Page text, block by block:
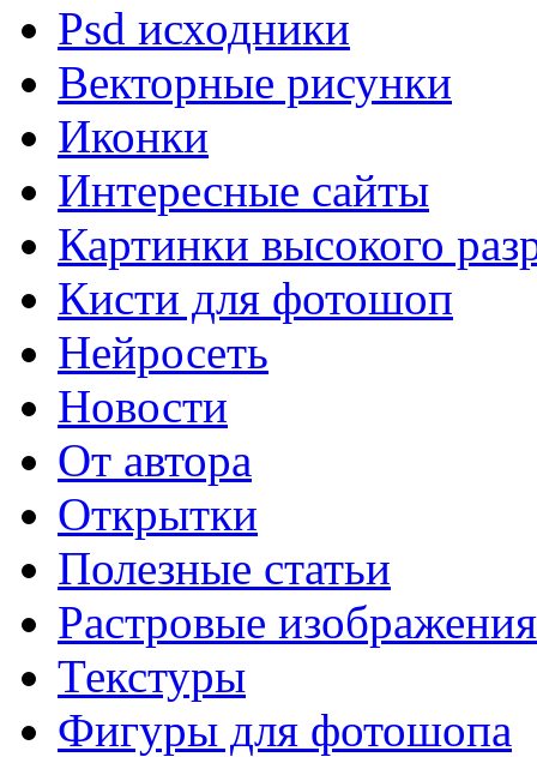
Psd исходники
Векторные рисунки
Иконки
Интересные сайты
Картинки высокого
Кисти для фотошоп
Нейросеть
Новости
От автора
Открытки
Полезные статьи
Растровые изображения
Текстуры
Фигуры для фотошопа